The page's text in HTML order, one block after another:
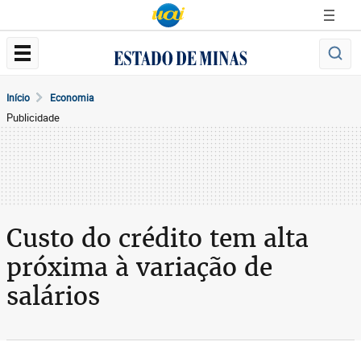
Início Economia
Publicidade
Custo do crédito tem alta
próxima à variação de
salários